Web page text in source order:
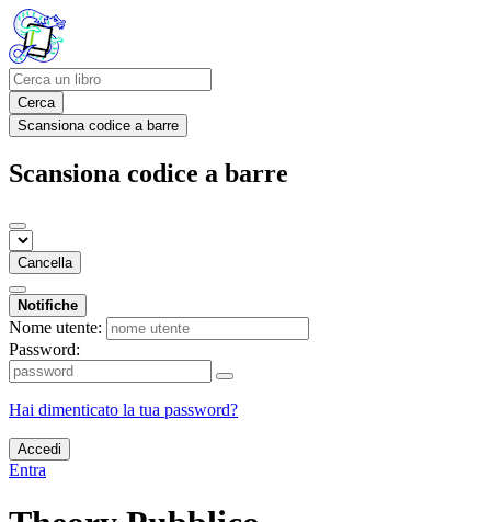
Cerca
Scansiona codice a barre
Scansiona codice a barre
Cancella
Notifiche
Nome utente:
Password:
Hai dimenticato la tua password?
Accedi
Entra